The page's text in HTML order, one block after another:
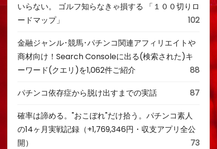
いらない。 ゴルフ知らなきゃ損する 「１００切りロ
ードマップ」
102
金融ジャンル･競馬･パチンコ関連アフィリエイトや
商材向け！Search Consoleに出る(検索された)キ
ーワード(クエリ)を1,062件ご紹介
88
パチンコ依存症から脱け出すまでの実話 87
確率は諦める。"おこぼれ"だけ拾う。パチンコ素人
の14ヶ月実戦記録（+1,769,346円・収支アプリ全公
開）
73